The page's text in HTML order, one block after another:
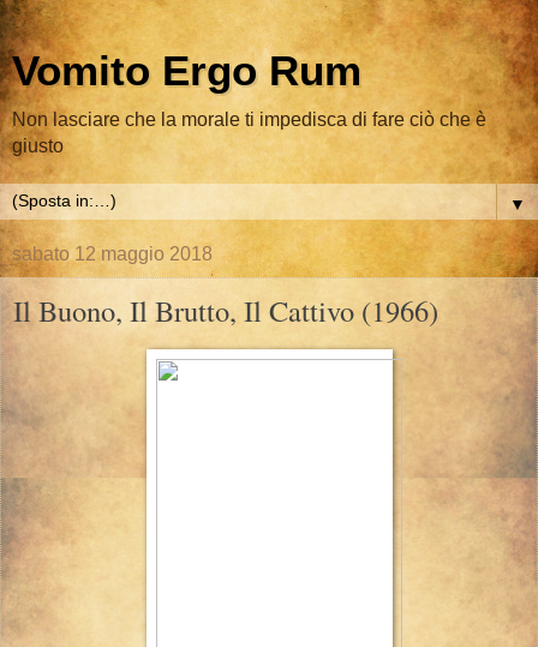
Vomito Ergo Rum
Non lasciare che la morale ti impedisca di fare ciò che è
giusto
▼
sabato 12 maggio 2018
Il Buono, Il Brutto, Il Cattivo (1966)